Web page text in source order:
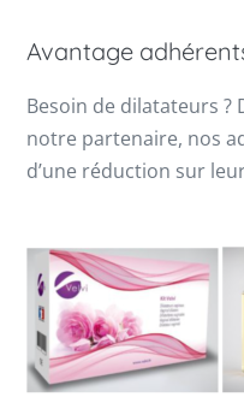
Avantage
Besoin de dilatateurs ?
notre partenaire, nos
d’une réduction sur